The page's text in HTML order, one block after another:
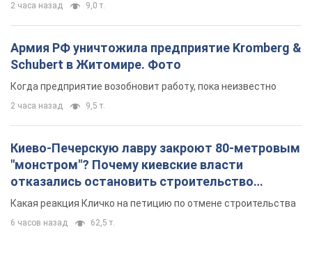
2 часа назад 9,0 т.
Армия РФ уничтожила предприятие Kromberg &
Schubert в Житомире. Фото
Когда предприятие возобновит работу, пока неизвестно
2 часа назад 9,5 т.
Киево-Печерскую лавру закроют 80-метровым
"монстром"? Почему киевские власти
отказались остановить строительство
небоскреба "московского верующего"
Какая реакция Кличко на петицию по отмене строительства
6 часов назад 62,5 т.